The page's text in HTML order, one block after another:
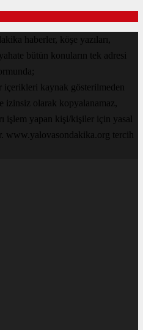
haberler, köşe yazıları,
bütün konuların tek adresi
kaynak gösterilmeden
izinsiz olarak kopyalanamaz,
işlem yapan kişi/kişiler için yasal
www.yalovasondakika.org tercih